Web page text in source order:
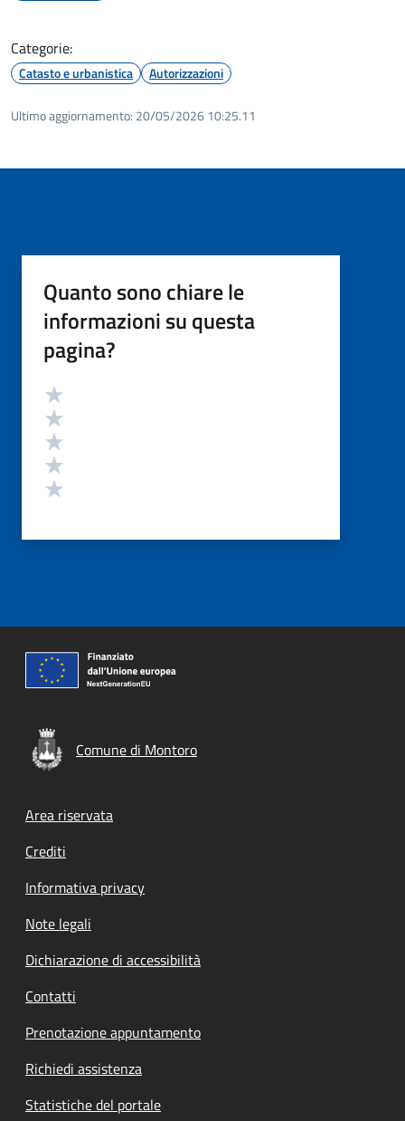
Categorie:
Catasto e urbanistica Autorizzazioni
Ultimo aggiornamento: 20/05/2026 10:25.11
Quanto sono chiare le
informazioni su questa
pagina?
Valutazione
Comune di Montoro
Footer menu
Area riservata
Crediti
Informativa privacy
Note legali
Dichiarazione di accessibilità
Contatti
Prenotazione appuntamento
Richiedi assistenza
Statistiche del portale